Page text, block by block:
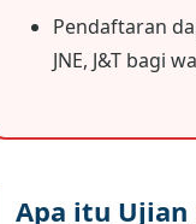
Pendaftaran
JNE, J&T bagi
Apa itu Ujian